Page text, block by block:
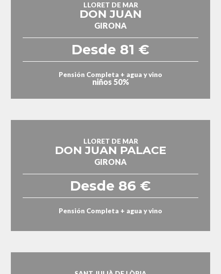
LLORET DE MAR
DON JUAN
GIRONA
Desde 81 €
Pensión Completa + agua y vino
niños 50%
LLORET DE MAR
DON JUAN PALACE
GIRONA
Desde 86 €
Pensión Completa + agua y vino